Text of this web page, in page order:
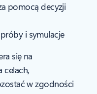
pomocą decyzji
i symulacje
się na
celach,
w zgodności